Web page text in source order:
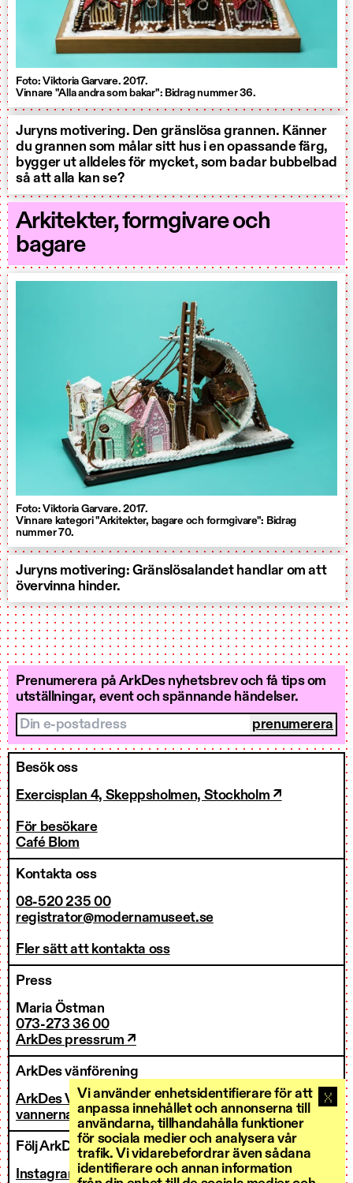
Vi använder enhetsidentifierare för att
anpassa innehållet och annonserna till
användarna, tillhandahålla funktioner
för sociala medier och analysera vår
trafik. Vi vidarebefordrar även sådana
identifierare och annan information
Foto: Viktoria Garvare. 2017.
Vinnare "Alla andra som bakar": Bidrag nummer 36.
Juryns motivering. Den gränslösa grannen. Känner
du grannen som målar sitt hus i en opassande färg,
bygger ut alldeles för mycket, som badar bubbelbad
så att alla kan se?
Arkitekter, formgivare och
bagare
Foto: Viktoria Garvare. 2017.
Vinnare kategori "Arkitekter, bagare och formgivare": Bidrag
nummer 70.
Juryns motivering: Gränslösalandet handlar om att
övervinna hinder.
Prenumerera på ArkDes nyhetsbrev och få tips om
utställningar, event och spännande händelser.
Din e-postadress
Besök oss
Exercisplan 4, Skeppsholmen, Stockholm ↗
För besökare
Café Blom
Kontakta oss
08-520 235 00
registrator@modernamuseet.se
Fler sätt att kontakta oss
Press
Maria Östman
073-273 36 00
ArkDes pressrum ↗
ArkDes vänförening
ArkDes Vänner
vannerna@arkdes.se
Följ ArkDes
Instagram ↗